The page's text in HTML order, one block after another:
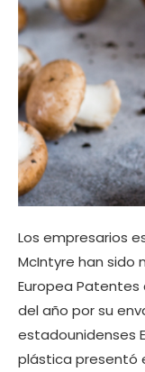
Los empresarios
McIntyre han sido
Europea
del año por su
estadounidenses
plástica presentó